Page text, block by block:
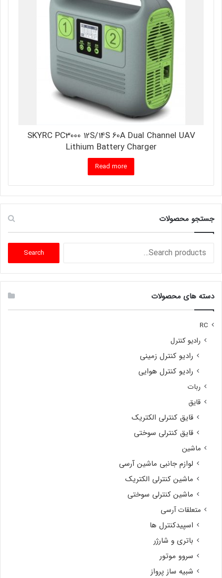
SKYRC PC3000 12S/14S 60A Dual Channel UAV
Lithium Battery Charger
Read more
جستجو محصولات
Search
Search
دسته های محصولات
RC
رادیو کنترل
رادیو کنترل زمینی
رادیو کنترل هوایی
ربات
قایق
قایق کنترلی الکتریک
قایق کنترلی سوختی
ماشین
لوازم جانبی ماشین آرسی
ماشین کنترلی الکتریک
ماشین کنترلی سوختی
متعلقات آرسی
اسپیدکنترل ها
باتری و شارژر
سروو موتور
شبیه ساز پرواز